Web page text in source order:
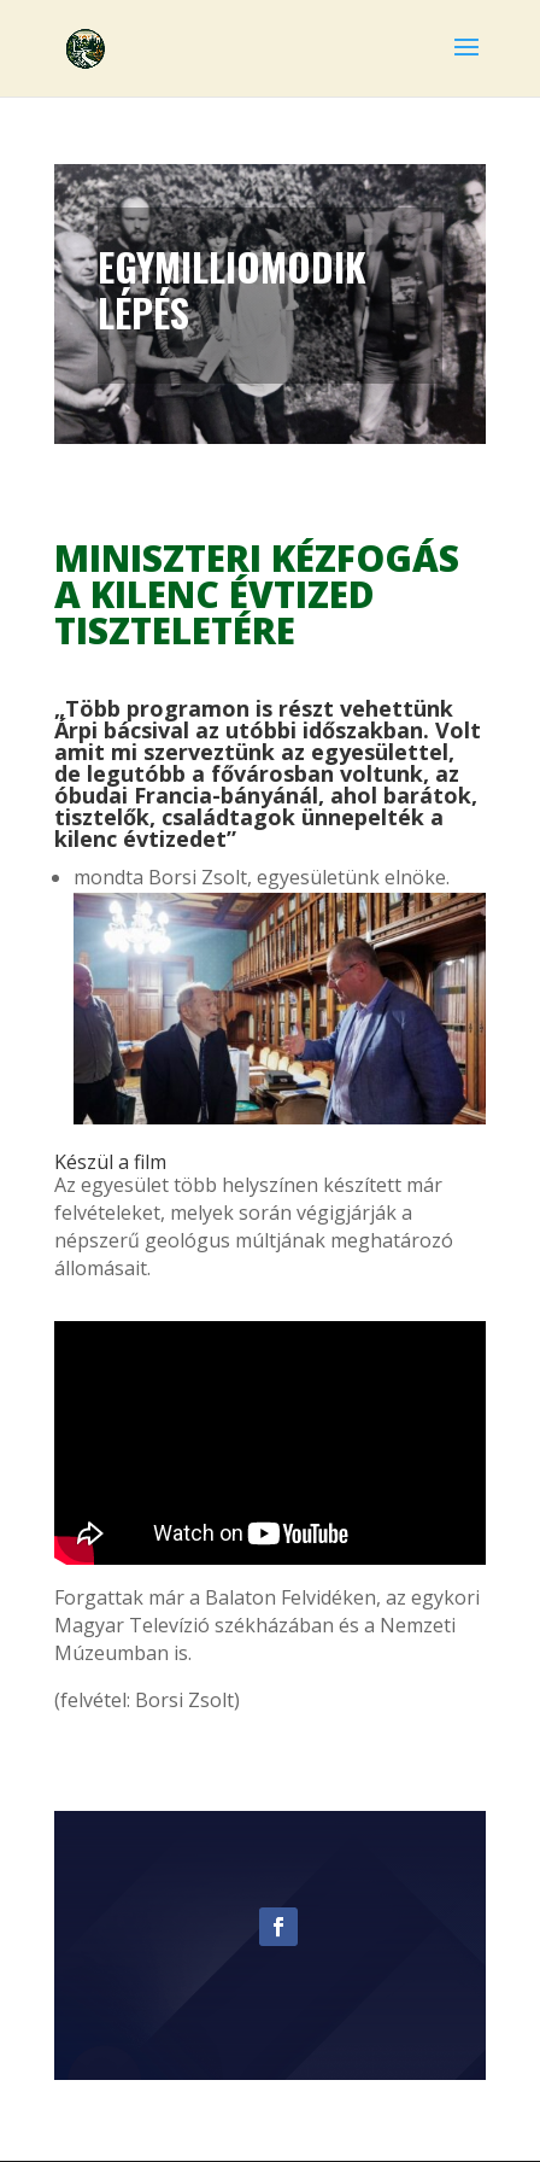
EGYMILLIOMODIK
LÉPÉS
MINISZTERI KÉZFOGÁS
A KILENC ÉVTIZED
TISZTELETÉRE
„Több programon is részt vehettünk
Árpi bácsival az utóbbi időszakban. Volt
amit mi szerveztünk az egyesülettel,
de legutóbb a fővárosban voltunk, az
óbudai Francia-bányánál, ahol barátok,
tisztelők, családtagok ünnepelték a
kilenc évtizedet”
mondta Borsi Zsolt, egyesületünk elnöke.
Készül a film
Az egyesület több helyszínen készített már
felvételeket, melyek során végigjárják a
népszerű geológus múltjának meghatározó
állomásait.
Forgattak már a Balaton Felvidéken, az egykori
Magyar Televízió székházában és a Nemzeti
Múzeumban is.
(felvétel: Borsi Zsolt)